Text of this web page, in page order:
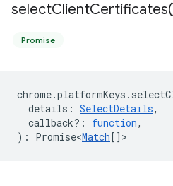
selectClientCertificates(
Promise
chrome.platformKeys .
details : SelectDetails,
callback? : function,
) : Promise<Match[] >